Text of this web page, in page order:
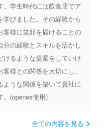
学生時代には飲食店でア
びました。その経験から
客様に笑顔を届けることの
の経験とスキルを活かし
るような提案をしていけ
様との関係を大切にし、
うな関係を築いて貴社に
。(openes使用)
全ての内容を見る